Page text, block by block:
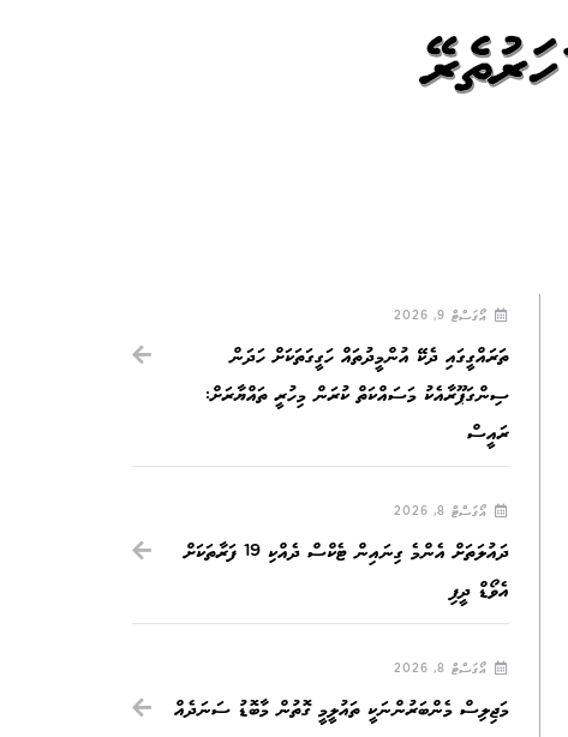
އޯގަސްޓް 9, 2026
ތަރައްގީގައި ދެކޭ އުންމީދުތައް ހަގީގަތަކަށް ހަދަން
ސިންގަޕޫރާއެކު މަސައްކަތް ކުރަން މިހުރީ ތައްޔާރަށް:
ރައީސް
އޯގަސްޓް 8, 2026
ދައުލަތަށް އެންމެ ގިނައިން ޓެކްސް ދެއްކި 19 ފަރާތަކަށް
އެވޯޑް ދީފި
އޯގަސްޓް 8, 2026
މަޖިލިސް މެންބަރުންނަކީ ތައުލީމީ ގޮތުން މާބޮޑު ސަނަދެއް